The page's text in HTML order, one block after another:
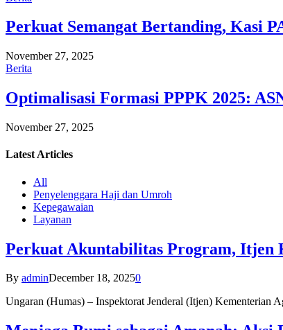
Perkuat Semangat Bertanding, Kasi
November 27, 2025
Berita
Optimalisasi Formasi PPPK 2025:
November 27, 2025
Latest Articles
All
Penyelenggara Haji dan Umroh
Kepegawaian
Layanan
Perkuat Akuntabilitas Program, Itjen
By adminDecember 18, 20250
Ungaran (Humas) – Inspektorat Jenderal (Itjen) Kementerian